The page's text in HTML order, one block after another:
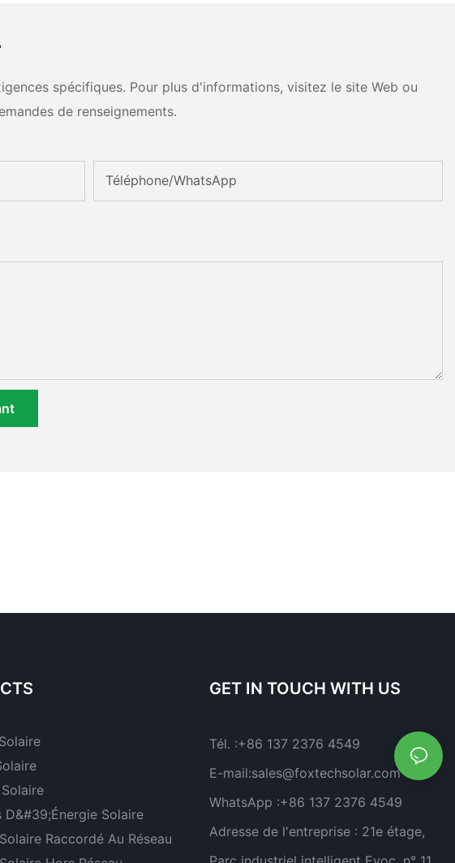
spécifiques. Pour plus d'informations, visitez le site Web ou
de renseignements.
Téléphone/WhatsApp
D&#39;énergie Solaire
Raccordé Au Réseau
GET IN TOUCH WITH US
Tél. :+86 137 2376 4549
E-mail:sales@foxtechsolar.com
WhatsApp :+86 137 2376 4549
Adresse de l'entreprise : 21e étage,